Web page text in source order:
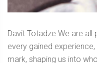
Davit Totadze We are
every gained
mark, shaping us into